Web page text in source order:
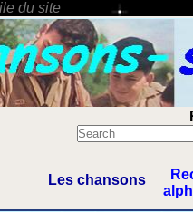
Les chansons